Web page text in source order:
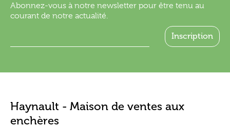
Abonnez-vous à notre newsletter pour être tenu au
courant de notre actualité.
Haynault - Maison de ventes aux
enchères